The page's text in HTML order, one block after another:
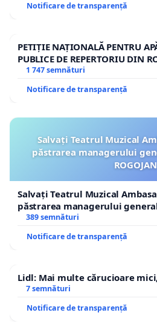
Notificare de transparență
PETIȚIE NAȚIONALĂ PENTRU
PUBLICE DE REPERTORIU DIN
1 747 semnături
Notificare de transparență
Salvați Teatrul Muzical
păstrarea managerului
ROGOJAN
Salvați Teatrul Muzical
păstrarea managerului
ROGOJAN
389 semnături
Notificare de transparență
Lidl: Mai multe cărucioare
7 semnături
Notificare de transparență